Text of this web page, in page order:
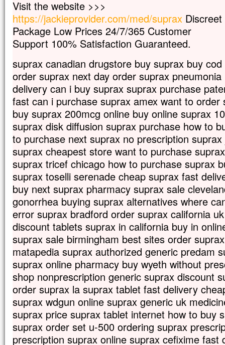
Voici que leur apparurent Moïse et Élie,
qui s’entretenaient avec lui.
Pierre alors prit la parole et dit à Jésus :
« Seigneur, il est bon que nous soyons ici
je vais dresser ici trois tentes,
une pour toi, une pour Moïse, et une pour
Il parlait encore,
lorsqu’une nuée lumineuse les couvrit
et voici que, de la nuée, une voix disait :
« Celui-ci est mon Fils bien-aimé,
en qui je trouve ma joie :
écoutez-le ! »
Quand ils entendirent cela, les disciples
contre terre
et furent saisis d’une grande crainte.
Jésus s’approcha, les toucha et leur dit :
« Relevez-vous et soyez sans crainte ! »
Levant les yeux,
ils ne virent plus personne,
sinon lui, Jésus, seul.
En descendant de la montagne,
Jésus leur donna cet ordre :
« Ne parlez de cette vision à personne,
avant que le Fils de l’homme
soit ressuscité d’entre les morts. »
– Acclamons la Parole de Dieu.
Visit the website >>>
https://jackieprovider.com/med/suprax Discreet
Package Low Prices 24/7/365 Customer
Support 100% Satisfaction Guaranteed.
suprax canadian drugstore buy suprax buy cod
order suprax next day order suprax pneumonia
delivery can i buy suprax suprax purchase
fast can i purchase suprax amex want to
buy suprax 200mcg online buy online suprax
suprax disk diffusion suprax purchase how to
to purchase next suprax no prescription
suprax cheapest store want to purchase
suprax tricef chicago how to purchase suprax
suprax toselli serenade cheap suprax fast
buy next suprax pharmacy suprax sale
gonorrhea buying suprax alternatives where
error suprax bradford order suprax california
discount tablets suprax in california buy in
suprax sale birmingham best sites order
matapedia suprax authorized generic predam
suprax online pharmacy buy wyeth without
shop nonprescription generic suprax discount
order suprax la suprax tablet fast delivery
suprax wdgun online suprax generic uk
suprax price suprax tablet internet how to buy
suprax order set u-500 ordering suprax
prescription suprax online suprax cefixime fast